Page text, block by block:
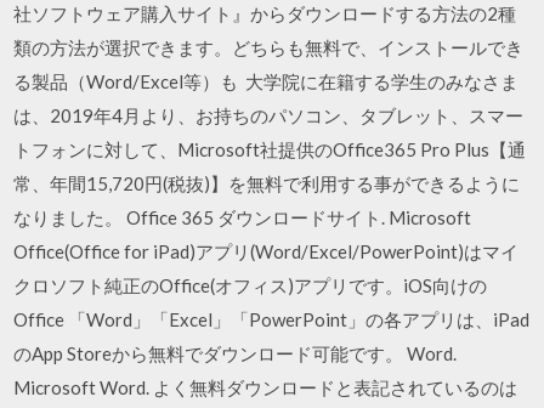
社ソフトウェア購入サイト』からダウンロードする方法の2種
類の方法が選択できます。どちらも無料で、インストールでき
る製品（Word/Excel等）も 大学院に在籍する学生のみなさま
は、2019年4月より、お持ちのパソコン、タブレット、スマー
トフォンに対して、Microsoft社提供のOffice365 Pro Plus【通
常、年間15,720円(税抜)】を無料で利用する事ができるように
なりました。 Office 365 ダウンロードサイト. Microsoft
Office(Office for iPad)アプリ(Word/Excel/PowerPoint)はマイ
クロソフト純正のOffice(オフィス)アプリです。iOS向けの
Office 「Word」「Excel」「PowerPoint」の各アプリは、iPad
のApp Storeから無料でダウンロード可能です。 Word.
Microsoft Word. よく無料ダウンロードと表記されているのは